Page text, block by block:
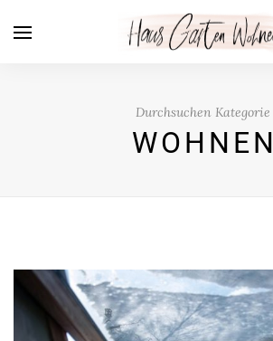
Durchsuchen Kategorie
WOHNEN